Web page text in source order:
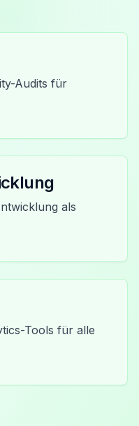
Audits für
als
Tools für alle